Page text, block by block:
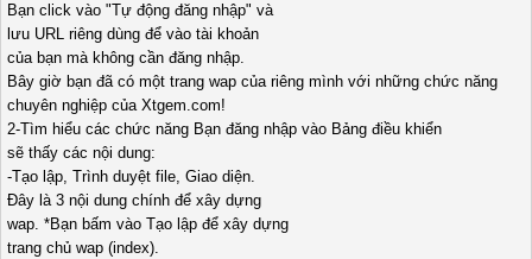
Bạn click vào "Tự động đăng nhập" và
lưu URL riêng dùng để vào tài khoản
của bạn mà không cần đăng nhập.
Bây giờ bạn đã có một trang wap của riêng mình với những chức năng
chuyên nghiệp của Xtgem.com!
2-Tìm hiểu các chức năng Bạn đăng nhập vào Bảng điều khiển
sẽ thấy các nội dung:
-Tạo lập, Trình duyệt file, Giao diện.
Đây là 3 nội dung chính để xây dựng
wap. *Bạn bấm vào Tạo lập để xây dựng
trang chủ wap (index).